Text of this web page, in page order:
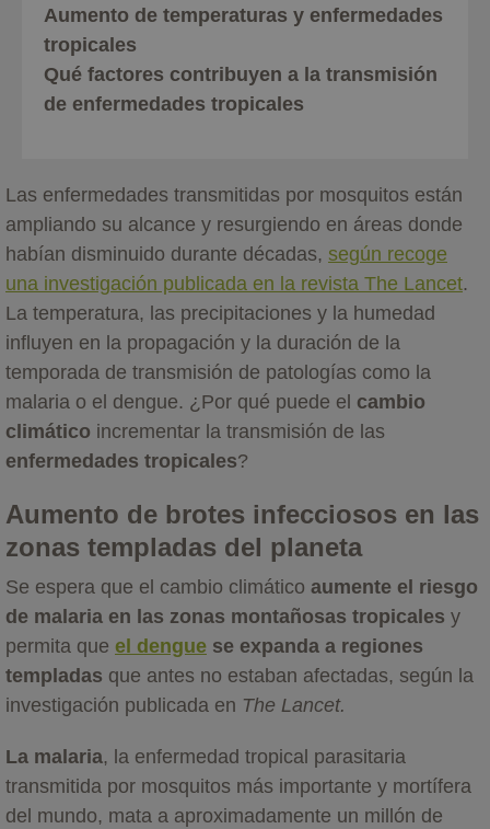
Aumento de temperaturas y enfermedades
tropicales
Qué factores contribuyen a la transmisión
de enfermedades tropicales
Las enfermedades transmitidas por mosquitos están
ampliando su alcance y resurgiendo en áreas donde
habían disminuido durante décadas, según recoge
una investigación publicada en la revista The Lancet.
La temperatura, las precipitaciones y la humedad
influyen en la propagación y la duración de la
temporada de transmisión de patologías como la
malaria o el dengue. ¿Por qué puede el cambio
climático incrementar la transmisión de las
enfermedades tropicales?
Aumento de brotes infecciosos en las
zonas templadas del planeta
Se espera que el cambio climático aumente el riesgo
de malaria en las zonas montañosas tropicales y
permita que el dengue se expanda a regiones
templadas que antes no estaban afectadas, según la
investigación publicada en The Lancet.
La malaria, la enfermedad tropical parasitaria
transmitida por mosquitos más importante y mortífera
del mundo, mata a aproximadamente un millón de